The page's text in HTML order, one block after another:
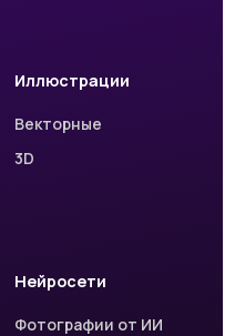
Иллюстрации
Векторные
3D
Нейросети
Фотографии от ИИ